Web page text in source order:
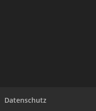
Datenschutz